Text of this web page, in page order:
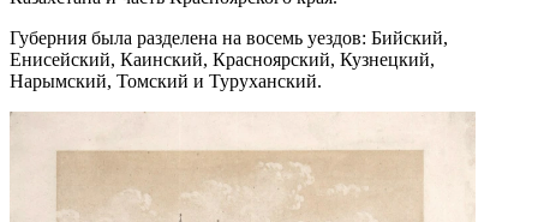
Губерния была разделена на восемь уездов: Бийский,
Енисейский, Каинский, Красноярский, Кузнецкий,
Нарымский, Томский и Туруханский.